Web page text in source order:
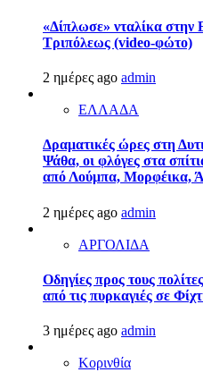
«Δίπλωσε» νταλίκα στην
Τριπόλεως (video-φώτο)
2 ημέρες ago admin
ΕΛΛΑΔΑ
Δραματικές ώρες στη
Ψάθα, οι φλόγες στα
από Λούμπα, Μορφέικα,
2 ημέρες ago admin
ΑΡΓΟΛΙΔΑ
Οδηγίες προς τους
από τις πυρκαγιές σε
3 ημέρες ago admin
Κορινθία